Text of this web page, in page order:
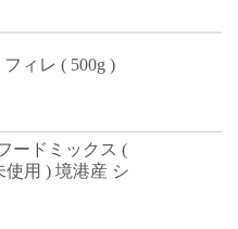
ィレ ( 500g )
ードミックス (
使用 ) 境港産 シ